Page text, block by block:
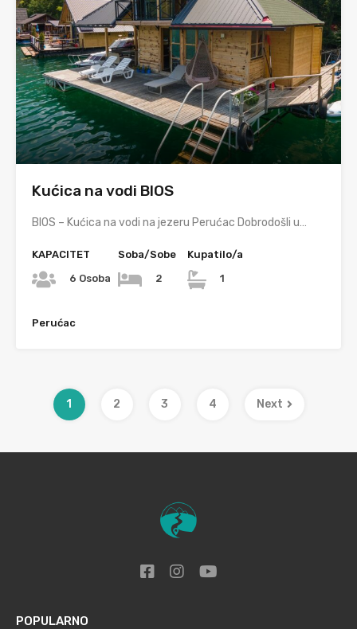
Kućica na vodi BIOS
BIOS – Kućica na vodi na jezeru Perućac Dobrodošli u…
KAPACITET
6 Osoba
Soba/Sobe
2
Kupatilo/a
1
Perućac
1 2 3 4 Next
POPULARNO